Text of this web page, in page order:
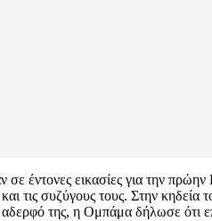
σε έντονες εικασίες για την
τις συζύγους τους. Στην
της, η Ομπάμα δήλωσε ότι